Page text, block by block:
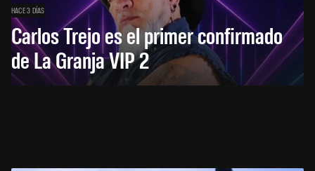
HACE 3 DÍAS
Carlos Trejo es el primer confirmado
de La Granja VIP 2